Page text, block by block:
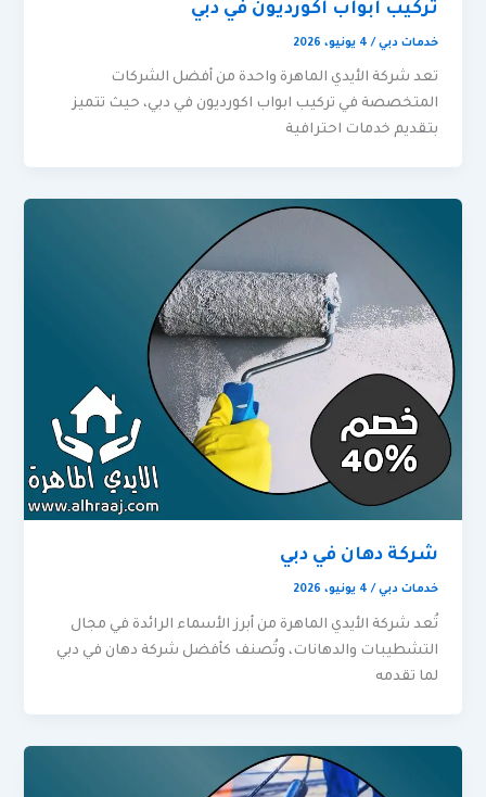
تركيب ابواب اكورديون في دبي
خدمات دبي / 4 يونيو، 2026
تعد شركة الأيدي الماهرة واحدة من أفضل الشركات
المتخصصة في تركيب ابواب اكورديون في دبي، حيث تتميز
بتقديم خدمات احترافية
شركة دهان في دبي
خدمات دبي / 4 يونيو، 2026
تُعد شركة الأيدي الماهرة من أبرز الأسماء الرائدة في مجال
التشطيبات والدهانات، وتُصنف كأفضل شركة دهان في دبي
لما تقدمه